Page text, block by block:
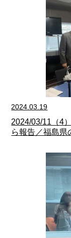
2024.03.19
2024/03/11（4
ら報告／福島県